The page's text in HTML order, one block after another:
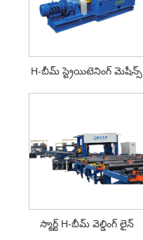
H-బీమ్ స్ట్రెయిటెనింగ్ మెషీన్స్
స్మార్ట్ H-బీమ్ వెల్డింగ్ లైన్